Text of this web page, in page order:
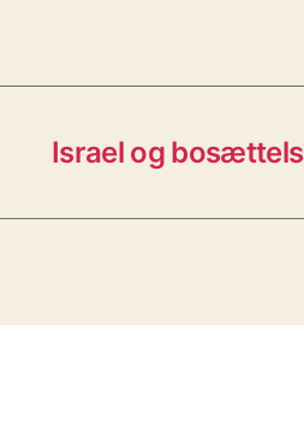
Israel og